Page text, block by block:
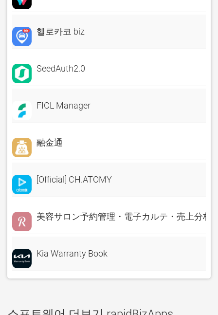
헬로카코 biz
SeedAuth2.0
FICL Manager
融金通
[Official] CH.ATOMY
美容サロン予約管理・電子カルテ・売上分析
Kia Warranty Book